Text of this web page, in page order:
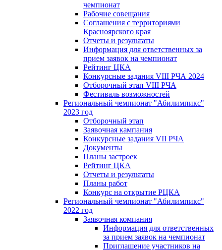
чемпионат
Рабочие совещания
Соглашения с территориями
Красноярского края
Отчеты и результаты
Информация для ответственных за
прием заявок на чемпионат
Рейтинг ЦКА
Конкурсные задания VIII РЧА 2024
Отборочный этап VIII РЧА
Фестиваль возможностей
Региональный чемпионат "Абилимпикс"
2023 год
Отборочный этап
Заявочная кампания
Конкурсные задания VII РЧА
Документы
Планы застроек
Рейтинг ЦКА
Отчеты и результаты
Планы работ
Конкурс на открытие РЦКА
Региональный чемпионат "Абилимпикс"
2022 год
Заявочная компания
Информация для ответственных
за прием заявок на чемпионат
Приглашение участников на